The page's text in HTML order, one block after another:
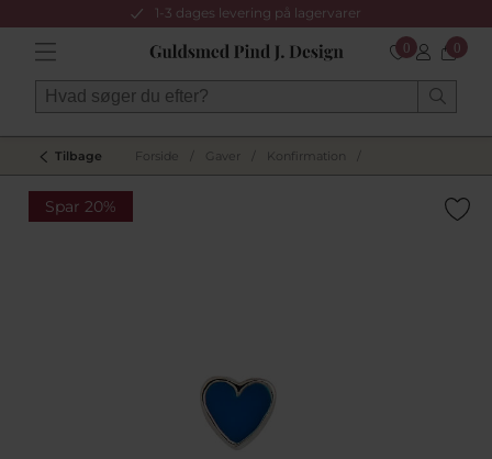
1-3 dages levering på lagervarer
0 0
Tilbage Forside Gaver Konfirmation
Spar 20%